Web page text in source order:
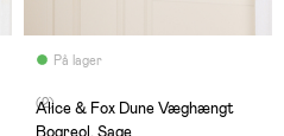
På lager
(2)
Alice & Fox Dune Væghængt
Bogreol, Sage